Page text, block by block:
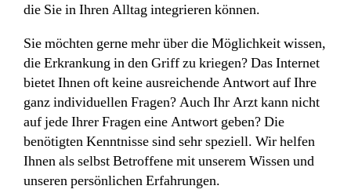
die Sie in Ihren Alltag integrieren können.
Sie möchten gerne mehr über die Möglichkeit wissen,
die Erkrankung in den Griff zu kriegen? Das Internet
bietet Ihnen oft keine ausreichende Antwort auf Ihre
ganz individuellen Fragen? Auch Ihr Arzt kann nicht
auf jede Ihrer Fragen eine Antwort geben? Die
benötigten Kenntnisse sind sehr speziell. Wir helfen
Ihnen als selbst Betroffene mit unserem Wissen und
unseren persönlichen Erfahrungen.